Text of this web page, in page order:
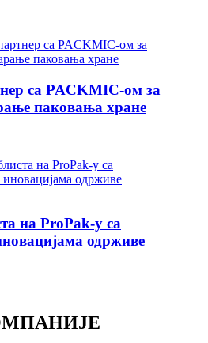
са PACKMIC-ом за
паковања хране
на ProPak-у са
одрживе